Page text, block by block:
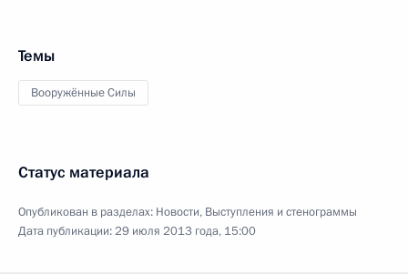
Темы
Вооружённые Силы
Статус материала
Опубликован в разделах: Новости, Выступления и стенограммы
Дата публикации:29 июля 2013 года, 15:00